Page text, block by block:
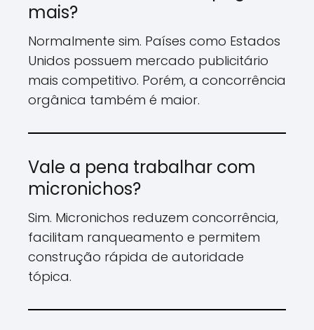
mais?
Normalmente sim. Países como Estados
Unidos possuem mercado publicitário
mais competitivo. Porém, a concorrência
orgânica também é maior.
Vale a pena trabalhar com
micronichos?
Sim. Micronichos reduzem concorrência,
facilitam ranqueamento e permitem
construção rápida de autoridade
tópica.